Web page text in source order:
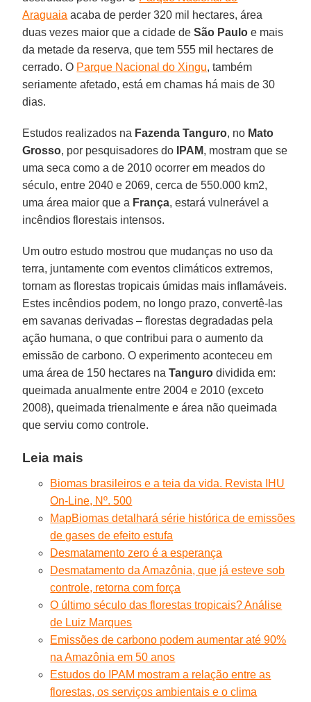
Araguaia acaba de perder 320 mil hectares, área
duas vezes maior que a cidade deSão Paulo e mais
da metade da reserva, que tem 555 mil hectares de
cerrado. O Parque Nacional do Xingu, também
seriamente afetado, está em chamas há mais de 30
dias.
Estudos realizados na Fazenda Tanguro, no Mato
Grosso, por pesquisadores do IPAM, mostram que se
uma seca como a de 2010 ocorrer em meados do
século, entre 2040 e 2069, cerca de 550.000 km2,
uma área maior que a França, estará vulnerável a
incêndios florestais intensos.
Um outro estudo mostrou que mudanças no uso da
terra, juntamente com eventos climáticos extremos,
tornam as florestas tropicais úmidas mais inflamáveis.
Estes incêndios podem, no longo prazo, convertê-las
em savanas derivadas – florestas degradadas pela
ação humana, o que contribui para o aumento da
emissão de carbono. O experimento aconteceu em
uma área de 150 hectares naTanguro dividida em:
queimada anualmente entre 2004 e 2010 (exceto
2008), queimada trienalmente e área não queimada
que serviu como controle.
Leia mais
Biomas brasileiros e a teia da vida. Revista IHU
On-Line, Nº. 500
MapBiomas detalhará série histórica de emissões
de gases de efeito estufa
Desmatamento zero é a esperança
Desmatamento da Amazônia, que já esteve sob
controle, retorna com força
O último século das florestas tropicais? Análise
de Luiz Marques
Emissões de carbono podem aumentar até 90%
na Amazônia em 50 anos
Estudos do IPAM mostram a relação entre as
florestas, os serviços ambientais e o clima